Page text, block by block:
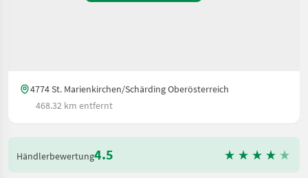
4774 St. Marienkirchen/Schärding Oberösterreich
468.32 km entfernt
Händlerbewertung4.5